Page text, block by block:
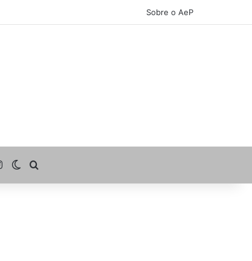
Sobre o AeP
InstagramSwitch skin